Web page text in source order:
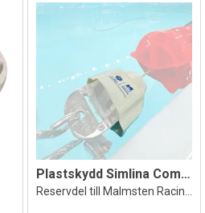
Plastskydd Simlina Competitor
Reservdel till Malmsten Racing Lanes